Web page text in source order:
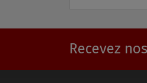
Recevez nos